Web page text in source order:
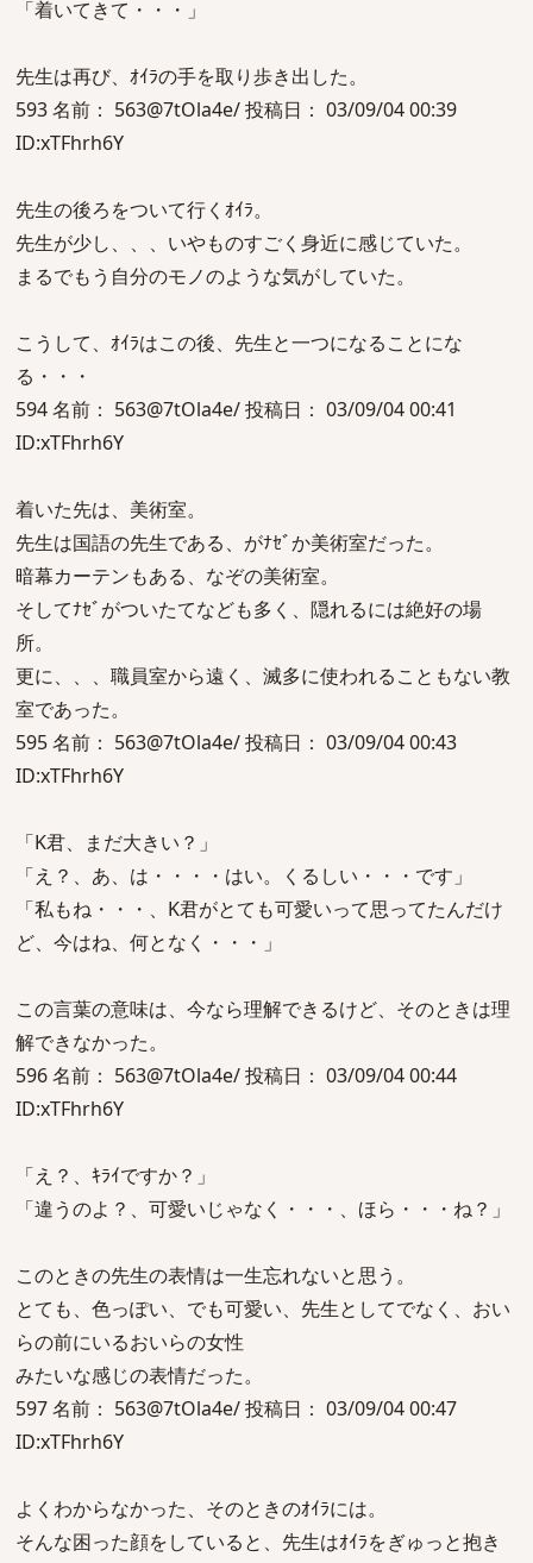
「着いてきて・・・」
先生は再び、ｵｲﾗの手を取り歩き出した。
593 名前： 563@7tOla4e/ 投稿日： 03/09/04 00:39
ID:xTFhrh6Y
先生の後ろをついて行くｵｲﾗ。
先生が少し、、、いやものすごく身近に感じていた。
まるでもう自分のモノのような気がしていた。
こうして、ｵｲﾗはこの後、先生と一つになることにな
る・・・
594 名前： 563@7tOla4e/ 投稿日： 03/09/04 00:41
ID:xTFhrh6Y
着いた先は、美術室。
先生は国語の先生である、がﾅｾﾞか美術室だった。
暗幕カーテンもある、なぞの美術室。
そしてﾅｾﾞがついたてなども多く、隠れるには絶好の場
所。
更に、、、職員室から遠く、滅多に使われることもない教
室であった。
595 名前： 563@7tOla4e/ 投稿日： 03/09/04 00:43
ID:xTFhrh6Y
「K君、まだ大きい？」
「え？、あ、は・・・・はい。くるしい・・・です」
「私もね・・・、K君がとても可愛いって思ってたんだけ
ど、今はね、何となく・・・」
この言葉の意味は、今なら理解できるけど、そのときは理
解できなかった。
596 名前： 563@7tOla4e/ 投稿日： 03/09/04 00:44
ID:xTFhrh6Y
「え？、ｷﾗｲですか？」
「違うのよ？、可愛いじゃなく・・・、ほら・・・ね？」
このときの先生の表情は一生忘れないと思う。
とても、色っぽい、でも可愛い、先生としてでなく、おい
らの前にいるおいらの女性
みたいな感じの表情だった。
597 名前： 563@7tOla4e/ 投稿日： 03/09/04 00:47
ID:xTFhrh6Y
よくわからなかった、そのときのｵｲﾗには。
そんな困った顔をしていると、先生はｵｲﾗをぎゅっと抱き